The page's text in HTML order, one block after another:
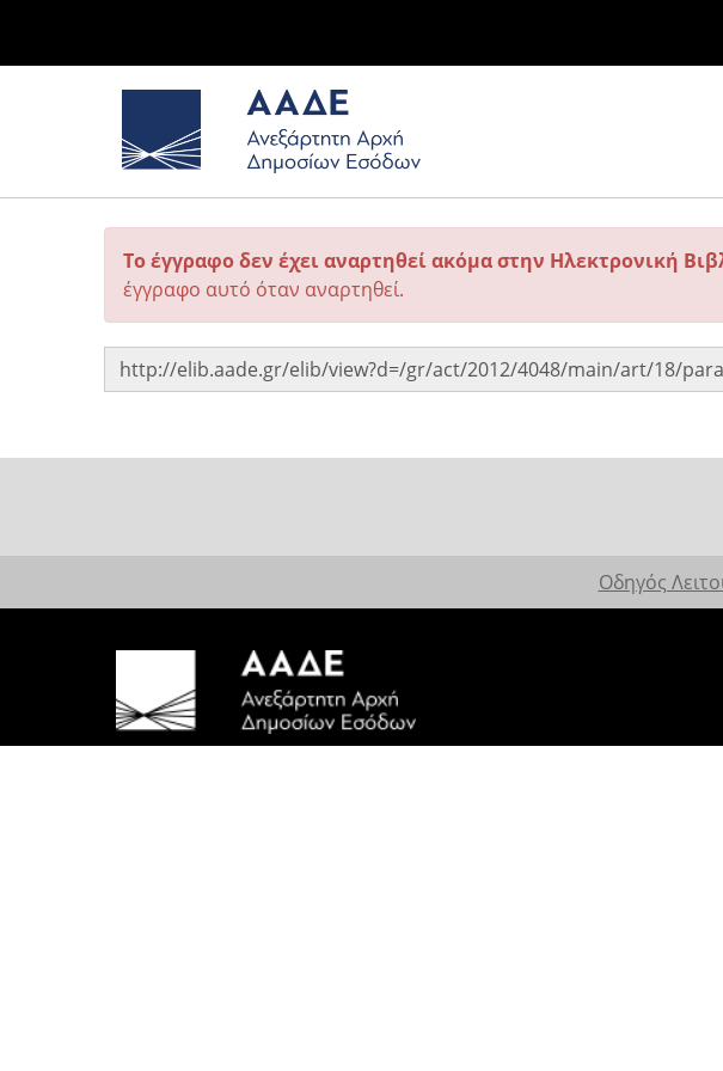
Το έγγραφο δεν έχει αναρτηθεί ακόμα στην Ηλεκτρονική
έγγραφο αυτό όταν αναρτηθεί.
Οδηγός